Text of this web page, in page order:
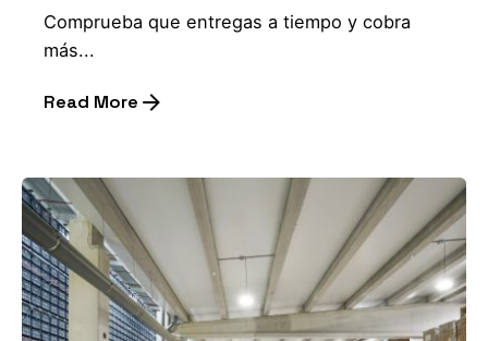
Comprueba que entregas a tiempo y cobra
más...
Read More